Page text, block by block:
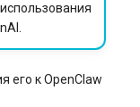
его к OpenClaw